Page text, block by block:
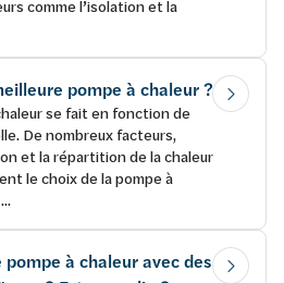
comme l’isolation et la
pompe à chaleur ?
se fait en fonction de
De nombreux facteurs,
et la répartition de la chaleur
le choix de la pompe à
à chaleur avec des